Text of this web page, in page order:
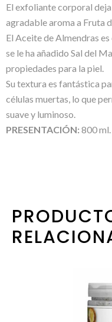
El exfoliante corporal
agradable aroma a Fruta
El Aceite de Almendras
se le ha añadido Sal del
propiedades para la piel.
Su textura es fantástica
células muertas, lo que
suave y luminoso.
PRESENTACIÓN: 800 ml.